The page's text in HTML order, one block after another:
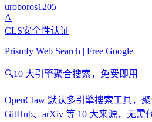
uroboros1205
A
CLS安全性认证
Prismfy Web Search | Free Google
🔍10 大引擎聚合搜索，免费即用
OpenClaw 默认多引擎搜索工具，聚
GitHub、arXiv 等 10 大来源，无需